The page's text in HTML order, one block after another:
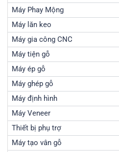
Máy Phay Mộng
Máy lăn keo
Máy gia công CNC
Máy tiện gỗ
Máy ép gỗ
Máy ghép gỗ
Máy định hình
Máy Veneer
Thiết bị phụ trợ
Máy tạo vân gỗ